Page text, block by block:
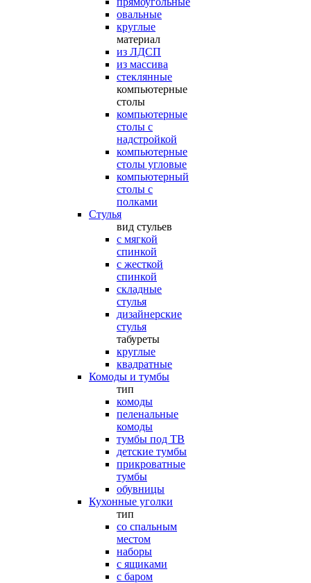
овальные
круглые
материал
из ЛДСП
из массива
стеклянные
компьютерные
столы
компьютерные
столы с
надстройкой
компьютерные
столы угловые
компьютерный
столы с
полками
Стулья
вид стульев
с мягкой
спинкой
с жесткой
спинкой
складные
стулья
дизайнерские
стулья
табуреты
круглые
квадратные
Комоды и тумбы
тип
комоды
пеленальные
комоды
тумбы под ТВ
детские тумбы
прикроватные
тумбы
обувницы
Кухонные уголки
тип
со спальным
местом
наборы
с ящиками
с баром